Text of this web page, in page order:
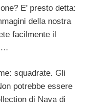
E’ presto detta:
della nostra
facilmente il
squadrate. Gli
potrebbe essere
di Nava di